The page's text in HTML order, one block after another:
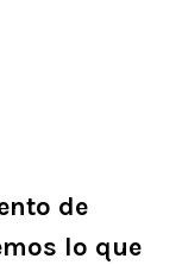
de
lo que